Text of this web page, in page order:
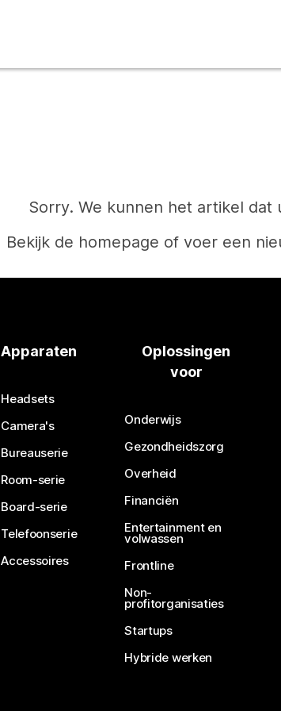
Sorry. We kunnen het artikel dat
Bekijk de homepage of voer een
Hebt u een antwoord
Apparaten
Headsets
Camera's
Bureauserie
Room-serie
Board-serie
Telefoonserie
Accessoires
Oplossingen
voor
Onderwijs
Gezondheidszorg
Overheid
Financiën
Entertainment en
volwassen
Frontline
Non-
profitorganisaties
Startups
Hybride werken